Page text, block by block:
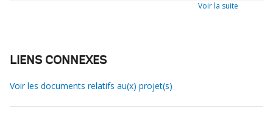
Voir la suite
LIENS CONNEXES
Voir les documents relatifs au(x) projet(s)